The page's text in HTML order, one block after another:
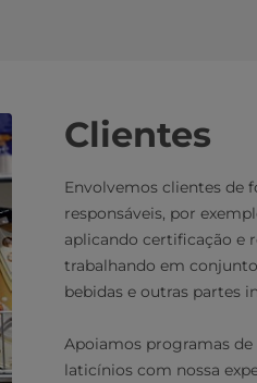
Clientes
Envolvemos clientes de
responsáveis, por
aplicando certificação e
trabalhando em
bebidas e outras partes
Apoiamos programas
laticínios com nossa